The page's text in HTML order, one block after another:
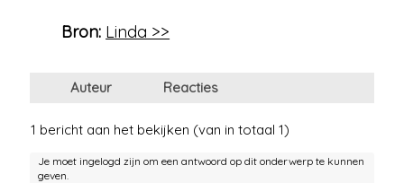
Bron: Linda >>
Auteur Reacties
1 bericht aan het bekijken (van in totaal 1)
Je moet ingelogd zijn om een antwoord op dit onderwerp te kunnen
geven.